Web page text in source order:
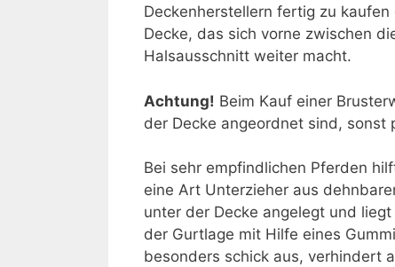
Deckenherstellern fertig zu
Decke, das sich vorne zwischen
Halsausschnitt weiter macht.
Achtung! Beim Kauf einer
der Decke angeordnet sind, sonst
Bei sehr empfindlichen Pferden
eine Art Unterzieher aus
unter der Decke angelegt und
der Gurtlage mit Hilfe eines
besonders schick aus, verhindert